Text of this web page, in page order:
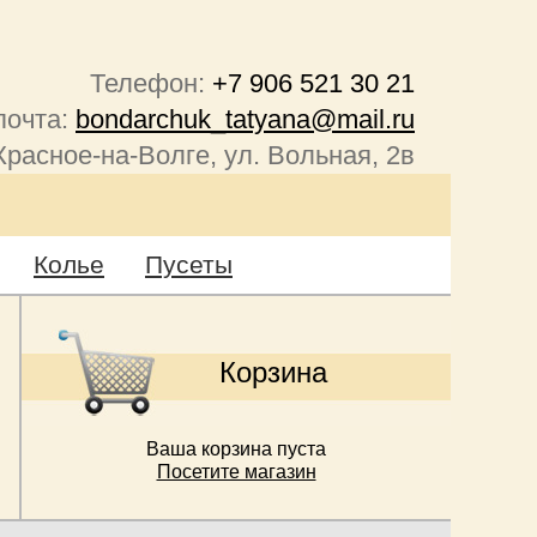
Телефон: +7 906 521 30 21
bondarchuk_tatyana@mail.ru
на-Волге, ул. Вольная, 2в
Колье Пусеты
Корзина
Ваша корзина пуста
Посетите магазин